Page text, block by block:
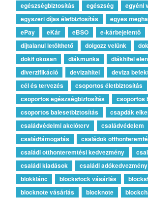
egészségbiztosítás
egészség
egyéni
egyszeri díjas életbiztosítás
egyes
ePay
eKár eBSO
e-kárbejelentő
díjtalanul letölthető
dolgozz velünk
dokit okosan
diákmunka
diákhitel
diverzifikáció
devizahitel
deviza
cél és tervezés
csoportos életbiztosítás
csoportos egészségbiztosítás
csoportos
csoportos balesetbiztosítás
csapdák
családvédelmi akcióterv
családvédelem
családtámogatás
családok
családi otthonteremtési kedvezmény
családi kiadások
családi adókedvezmény
blokklánc
blockstock vásárlás
blocknote vásárlás
blocknote